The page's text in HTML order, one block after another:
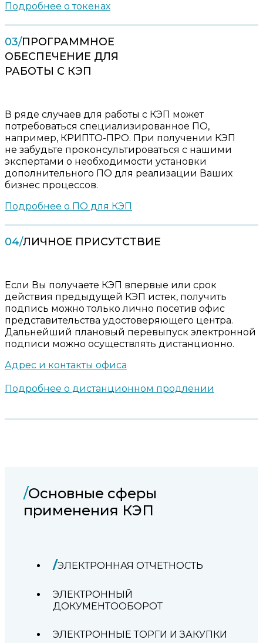
Подробнее о токенах
03/ПРОГРАММНОЕ
ОБЕСПЕЧЕНИЕ ДЛЯ
РАБОТЫ С КЭП
В ряде случаев для работы с КЭП может
потребоваться специализированное ПО,
например, КРИПТО-ПРО. При получении КЭП
не забудьте проконсультироваться с нашими
экспертами о необходимости установки
дополнительного ПО для реализации Ваших
бизнес процессов.
Подробнее о ПО для КЭП
04/ЛИЧНОЕ ПРИСУТСТВИЕ
Если Вы получаете КЭП впервые или срок
действия предыдущей КЭП истек, получить
подпись можно только лично посетив офис
представительства удостоверяющего центра.
Дальнейший плановый перевыпуск электронной
подписи можно осуществлять дистанционно.
Адрес и контакты офиса
Подробнее о дистанционном продлении
/Основные сферы
применения КЭП
ЭЛЕКТРОННАЯ ОТЧЕТНОСТЬ
ЭЛЕКТРОННЫЙ
ДОКУМЕНТООБОРОТ
ЭЛЕКТРОННЫЕ ТОРГИ И ЗАКУПКИ